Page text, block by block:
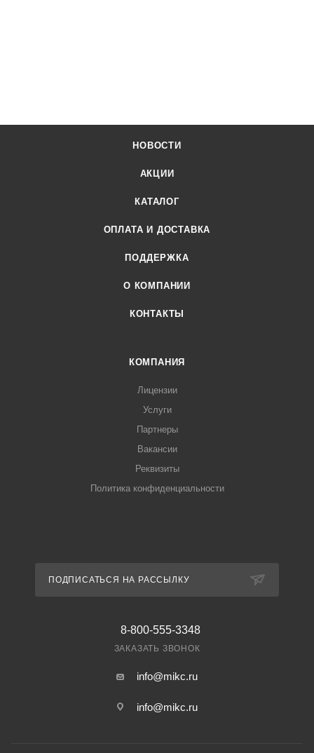
НОВОСТИ
АКЦИИ
КАТАЛОГ
ОПЛАТА И ДОСТАВКА
ПОДДЕРЖКА
О КОМПАНИИ
КОНТАКТЫ
КОМПАНИЯ
Лицензии
Услуги
Партнеры
Вакансии
Реквизиты
Политика конфиденциальности
ПОДПИСАТЬСЯ НА РАССЫЛКУ
8-800-555-3348
ЗАКАЗАТЬ ЗВОНОК
info@mikc.ru
info@mikc.ru